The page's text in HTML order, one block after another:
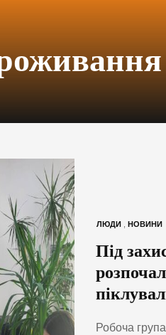
ЛЮДИ НОВИНИ
Під
Робоча